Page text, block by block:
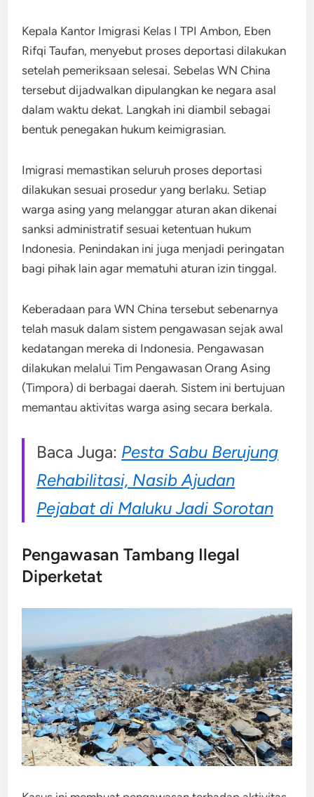
Kepala Kantor Imigrasi Kelas I TPI Ambon, Eben
Rifqi Taufan, menyebut proses deportasi dilakukan
setelah pemeriksaan selesai. Sebelas WN China
tersebut dijadwalkan dipulangkan ke negara asal
dalam waktu dekat. Langkah ini diambil sebagai
bentuk penegakan hukum keimigrasian.
Imigrasi memastikan seluruh proses deportasi
dilakukan sesuai prosedur yang berlaku. Setiap
warga asing yang melanggar aturan akan dikenai
sanksi administratif sesuai ketentuan hukum
Indonesia. Penindakan ini juga menjadi peringatan
bagi pihak lain agar mematuhi aturan izin tinggal.
Keberadaan para WN China tersebut sebenarnya
telah masuk dalam sistem pengawasan sejak awal
kedatangan mereka di Indonesia. Pengawasan
dilakukan melalui Tim Pengawasan Orang Asing
(Timpora) di berbagai daerah. Sistem ini bertujuan
memantau aktivitas warga asing secara berkala.
Baca Juga: Pesta Sabu Berujung
Rehabilitasi, Nasib Ajudan
Pejabat di Maluku Jadi Sorotan
Pengawasan Tambang Ilegal
Diperketat